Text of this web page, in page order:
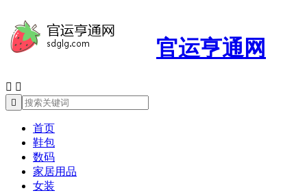
官运亨通网
 

首页
鞋包
数码
家居用品
女装